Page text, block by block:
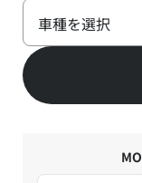
車種を選択